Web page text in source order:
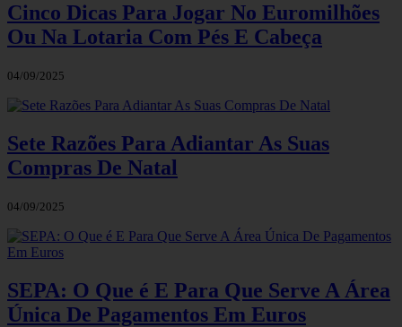
Cinco Dicas Para Jogar No Euromilhões
Ou Na Lotaria Com Pés E Cabeça
04/09/2025
Sete Razões Para Adiantar As Suas
Compras De Natal
04/09/2025
SEPA: O Que é E Para Que Serve A Área
Única De Pagamentos Em Euros